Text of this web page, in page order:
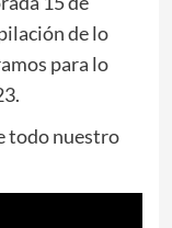
de lo
para lo
todo nuestro